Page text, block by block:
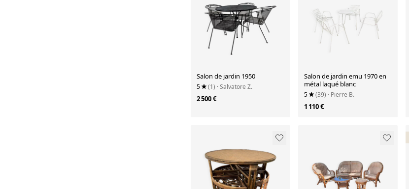
Salon de jardin 1950
5 (1) · Salvatore Z.
2 500 €
Salon de jardin emu 1970 en
métal laqué blanc
5 (39) · Pierre B.
1 110 €